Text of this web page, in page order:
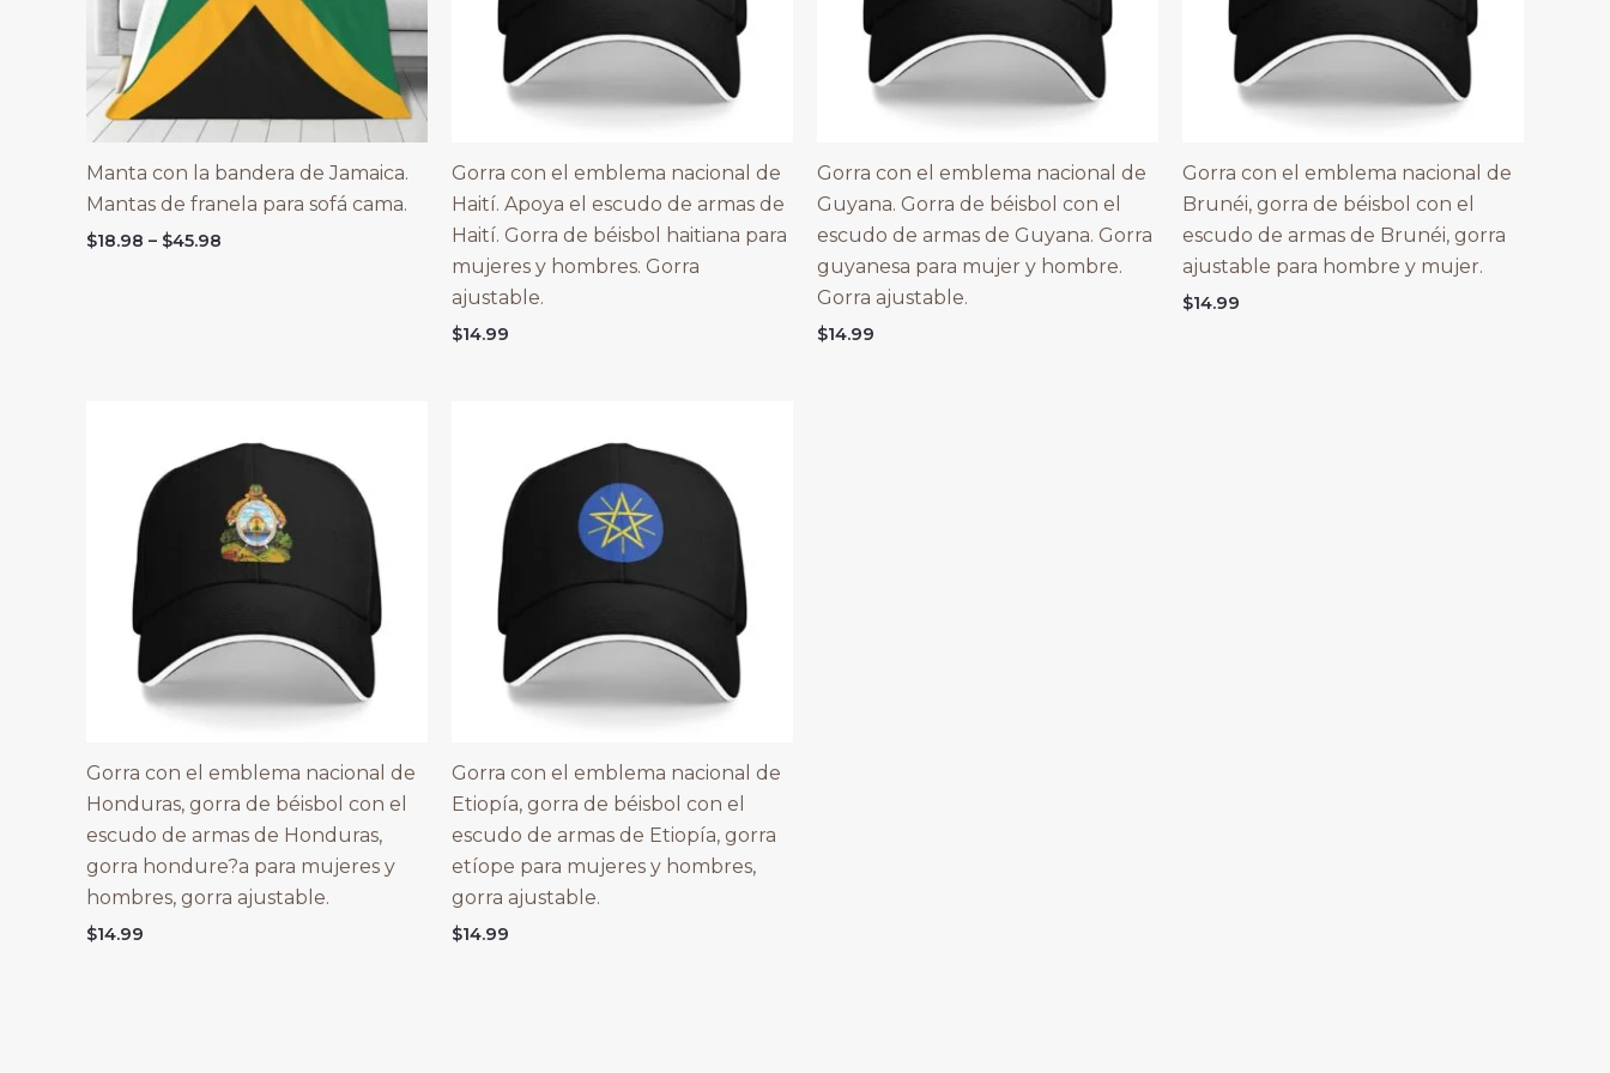
Manta con la bandera de Jamaica.
Mantas de franela para sofá cama.
$18.98 – $45.98
Gorra con el emblema nacional de
Haití. Apoya el escudo de armas de
Haití. Gorra de béisbol haitiana para
mujeres y hombres. Gorra
ajustable.
$14.99
Gorra con el emblema nacional de
Guyana. Gorra de béisbol con el
escudo de armas de Guyana. Gorra
guyanesa para mujer y hombre.
Gorra ajustable.
$14.99
Gorra con el emblema nacional de
Brunéi, gorra de béisbol con el
escudo de armas de Brunéi, gorra
ajustable para hombre y mujer.
$14.99
Gorra con el emblema nacional de
Honduras, gorra de béisbol con el
escudo de armas de Honduras,
gorra hondure?a para mujeres y
hombres, gorra ajustable.
$14.99
Gorra con el emblema nacional de
Etiopía, gorra de béisbol con el
escudo de armas de Etiopía, gorra
etíope para mujeres y hombres,
gorra ajustable.
$14.99